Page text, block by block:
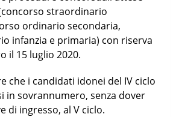
straordinario
ordinario secondaria,
infanzia e primaria) con riserva
il 15 luglio 2020.
che i candidati idonei del IV ciclo
in sovrannumero, senza dover
di ingresso, al V ciclo.